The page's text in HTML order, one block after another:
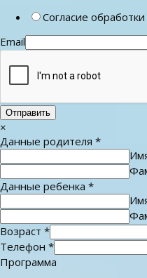
Согласие
Email
Отправить
×
Данные родителя *
Данные ребенка *
Возраст *
Телефон *
Программа